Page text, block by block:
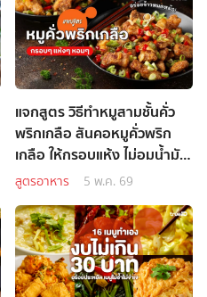
แจกสูตร วิธีทำหมูสามชั้นคั่ว
พริกเกลือ สันคอหมูคั่วพริก
เกลือ ให้กรอบแห้ง ไม่อมน้ำมัน
อร่อยข้าวหมดหม้อ!
สูตรอาหาร 5 พ.ค. 69